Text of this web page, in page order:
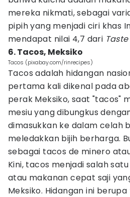
mereka nikmati, sebagai
pipih yang menjadi ciri khas
mendapat nilai 4,7 dari
6. Tacos, Meksiko
Tacos (pixabay.com/rinrecipes)
Tacos adalah hidangan
pertama kali dikenal pada
perak Meksiko, saat "tacos"
mesiu yang dibungkus
dimasukkan ke dalam celah
meledakkan bijih berharga.
sebagai tacos de minero
Kini, tacos menjadi salah
atau makanan cepat saji
Meksiko. Hidangan ini